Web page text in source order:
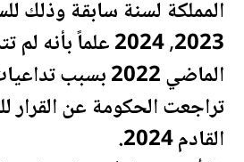
2023, 2024 علماً
الماضي 2022 بسبب
تراجعت الحكومة عن القرار
القادم 2024.